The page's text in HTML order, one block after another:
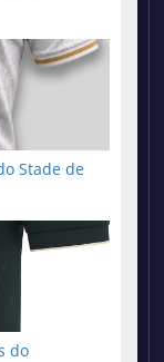
Stade de
do